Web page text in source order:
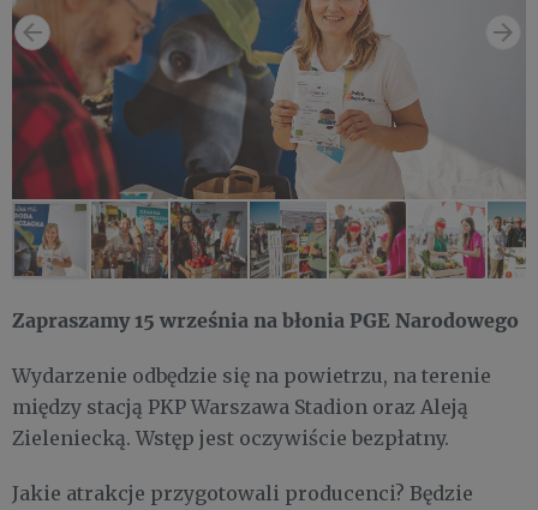
Zapraszamy 15 września na błonia PGE Narodowego
Wydarzenie odbędzie się na powietrzu, na terenie
między stacją PKP Warszawa Stadion oraz Aleją
Zieleniecką. Wstęp jest oczywiście bezpłatny.
Jakie atrakcje przygotowali producenci? Będzie